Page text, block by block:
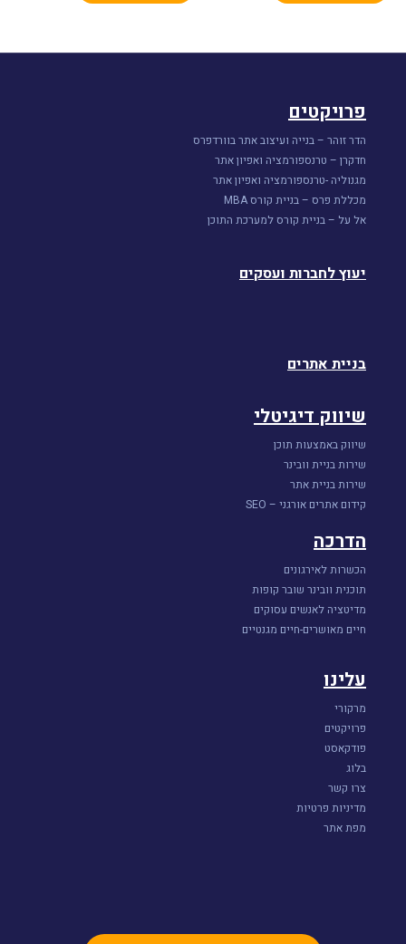
פרויקטים
הדר זוהר – בנייה ועיצוב אתר בוורדפרס
חדקרן – טרנספורמציה ואפיון אתר
מגנוליה -טרנספורמציה ואפיון אתר
מכללת פרס – בניית קורס MBA
אל על – בניית קורס למערכת התוכן
יעוץ לחברות ועסקים
בניית אתרים
שיווק דיגיטלי
שיווק באמצעות תוכן
שירות בניית וובינר
שירות בניית אתר
קידום אתרים אורגני – SEO
הדרכה
הכשרות לאירגונים
תוכנית וובינר שובר קופות
מדיטציה לאנשים עסוקים
חיים מאושרים-חיים מגנטיים
עלינו
מרקורי
פרויקטים
פודקאסט
בלוג
צרו קשר
מדיניות פרטיות
מפת אתר